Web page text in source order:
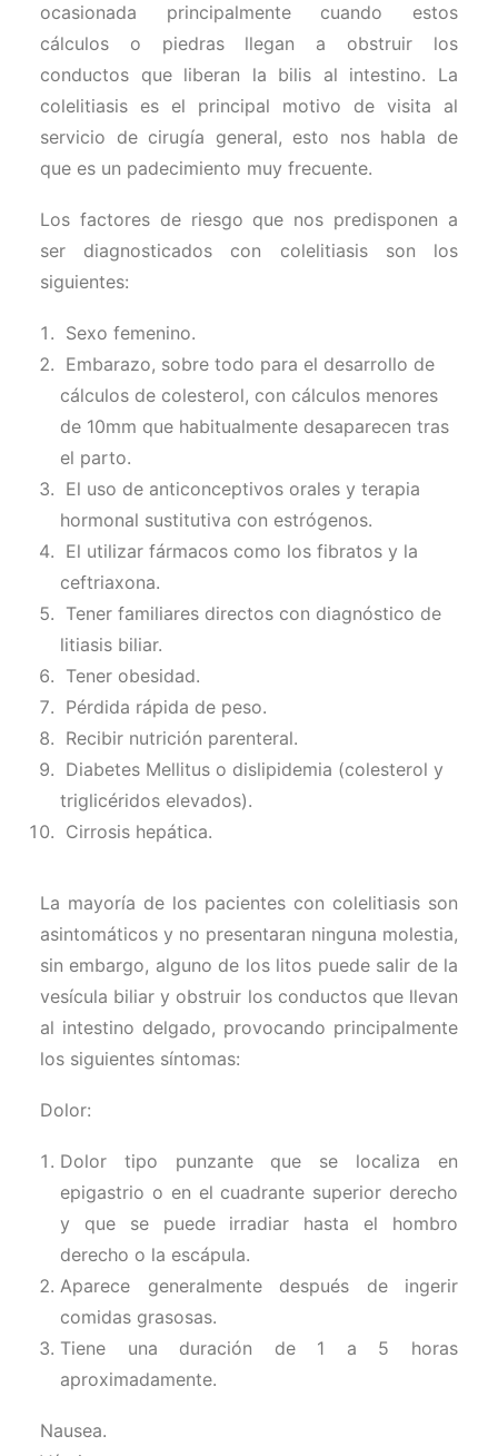
ocasionada principalmente cuando estos
cálculos o piedras llegan a obstruir los
conductos que liberan la bilis al intestino. La
colelitiasis es el principal motivo de visita al
servicio de cirugía general, esto nos habla de
que es un padecimiento muy frecuente.
Los factores de riesgo que nos predisponen a
ser diagnosticados con colelitiasis son los
siguientes:
Sexo femenino.
Embarazo, sobre todo para el desarrollo de
cálculos de colesterol, con cálculos menores
de 10mm que habitualmente desaparecen tras
el parto.
El uso de anticonceptivos orales y terapia
hormonal sustitutiva con estrógenos.
El utilizar fármacos como los fibratos y la
ceftriaxona.
Tener familiares directos con diagnóstico de
litiasis biliar.
Tener obesidad.
Pérdida rápida de peso.
Recibir nutrición parenteral.
Diabetes Mellitus o dislipidemia (colesterol y
triglicéridos elevados).
Cirrosis hepática.
La mayoría de los pacientes con colelitiasis son
asintomáticos y no presentaran ninguna molestia,
sin embargo, alguno de los litos puede salir de la
vesícula biliar y obstruir los conductos que llevan
al intestino delgado, provocando principalmente
los siguientes síntomas:
Dolor:
Dolor tipo punzante que se localiza en
epigastrio o en el cuadrante superior derecho
y que se puede irradiar hasta el hombro
derecho o la escápula.
Aparece generalmente después de ingerir
comidas grasosas.
Tiene una duración de 1 a 5 horas
aproximadamente.
Nausea.